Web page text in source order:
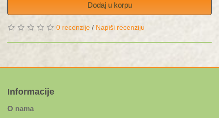
Dodaj u korpu
0 recenzije / Napiši recenziju
Informacije
O nama